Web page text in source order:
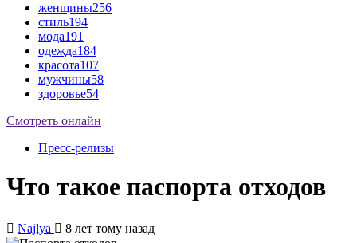
женщины256
стиль194
мода191
одежда184
красота107
мужчины58
здоровье54
Смотреть онлайн
Пресс-релизы
Что такое паспорта отходов
Najlya 8 лет тому назад